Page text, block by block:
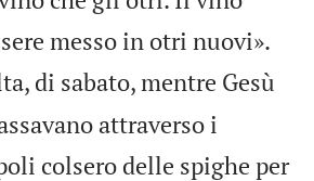
messo in otri nuovi».
di sabato, mentre Gesù
attraverso i
colsero delle spighe per